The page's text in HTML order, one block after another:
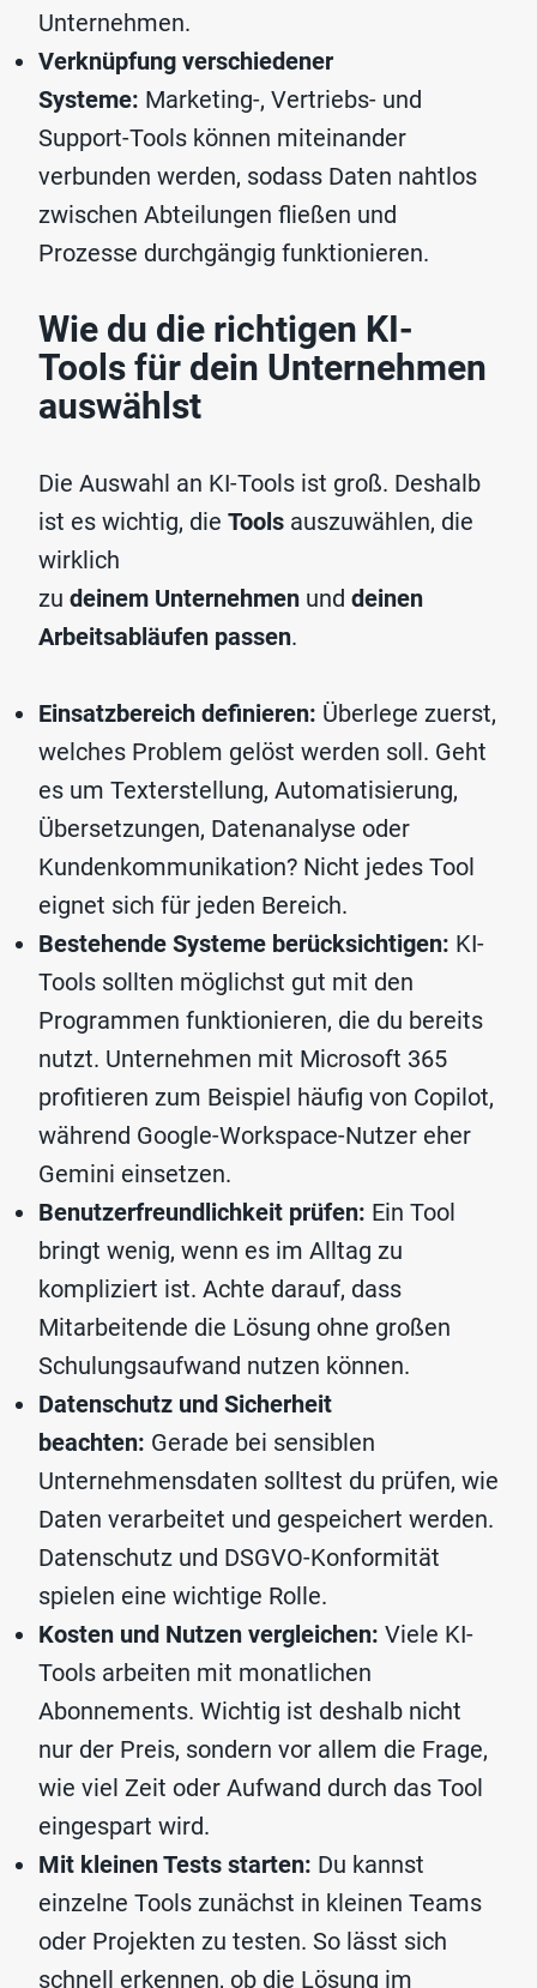
Unternehmen.
Verknüpfung verschiedener
Systeme: Marketing-, Vertriebs- und
Support-Tools können miteinander
verbunden werden, sodass Daten nahtlos
zwischen Abteilungen fließen und
Prozesse durchgängig funktionieren.
Wie du die richtigen KI-
Tools für dein Unternehmen
auswählst
Die Auswahl an KI-Tools ist groß. Deshalb
ist es wichtig, die Tools auszuwählen, die
wirklich
zu deinem Unternehmen und deinen
Arbeitsabläufen passen.
Einsatzbereich definieren: Überlege zuerst,
welches Problem gelöst werden soll. Geht
es um Texterstellung, Automatisierung,
Übersetzungen, Datenanalyse oder
Kundenkommunikation? Nicht jedes Tool
eignet sich für jeden Bereich.
Bestehende Systeme berücksichtigen: KI-
Tools sollten möglichst gut mit den
Programmen funktionieren, die du bereits
nutzt. Unternehmen mit Microsoft 365
profitieren zum Beispiel häufig von Copilot,
während Google-Workspace-Nutzer eher
Gemini einsetzen.
Benutzerfreundlichkeit prüfen: Ein Tool
bringt wenig, wenn es im Alltag zu
kompliziert ist. Achte darauf, dass
Mitarbeitende die Lösung ohne großen
Schulungsaufwand nutzen können.
Datenschutz und Sicherheit
beachten: Gerade bei sensiblen
Unternehmensdaten solltest du prüfen, wie
Daten verarbeitet und gespeichert werden.
Datenschutz und DSGVO-Konformität
spielen eine wichtige Rolle.
Kosten und Nutzen vergleichen: Viele KI-
Tools arbeiten mit monatlichen
Abonnements. Wichtig ist deshalb nicht
nur der Preis, sondern vor allem die Frage,
wie viel Zeit oder Aufwand durch das Tool
eingespart wird.
Mit kleinen Tests starten: Du kannst
einzelne Tools zunächst in kleinen Teams
oder Projekten zu testen. So lässt sich
schnell erkennen, ob die Lösung im